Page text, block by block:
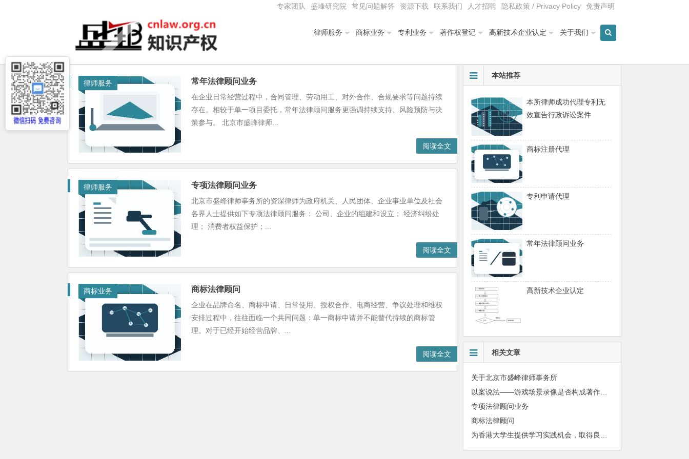
专家团队 盛峰研究院 常见问题解答 资源下载 联系我们 人才招聘 隐私政策 / Privacy Policy 免责声明
律师服务 商标业务 专利业务 著作权登记 高新技术企业认定 关于我们
律师服务 常年法律顾问业务
在企业日常经营过程中，合同管理、劳动用工、对外合作、合规要求等问题持续
存在。相较于单一项目委托，常年法律顾问服务更强调持续支持、风险预防与决
策参与。 北京市盛峰律师...
阅读全文
律师服务 专项法律顾问业务
北京市盛峰律师事务所的资深律师为政府机关、人民团体、企业事业单位及社会
各界人士提供如下专项法律顾问服务： 公司、企业的组建和设立； 经济纠纷处
理； 消费者权益保护；...
阅读全文
商标业务 商标法律顾问
企业在品牌命名、商标申请、日常使用、授权合作、电商经营、争议处理和维权
安排过程中，往往面临一个共同问题：单一商标申请并不能替代持续的商标管
理。对于已经开始经营品牌、...
阅读全文
本站推荐
本所律师成功代理专利无
效宣告行政诉讼案件
商标注册代理
专利申请代理
常年法律顾问业务
高新技术企业认定
相关文章
关于北京市盛峰律师事务所
专项法律顾问业务
商标法律顾问